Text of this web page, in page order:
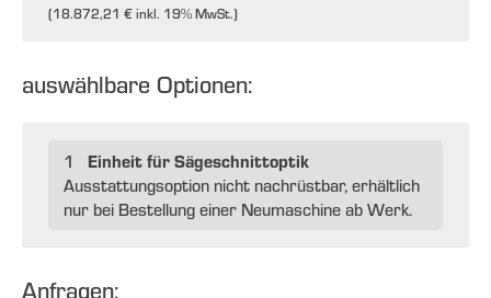
(18.872,21 €inkl. 19% MwSt.)
auswählbare Optionen:
1 Einheit für Sägeschnittoptik
Ausstattungsoption nicht nachrüstbar, erhältlich
nur bei Bestellung einer Neumaschine ab Werk.
Anfragen: